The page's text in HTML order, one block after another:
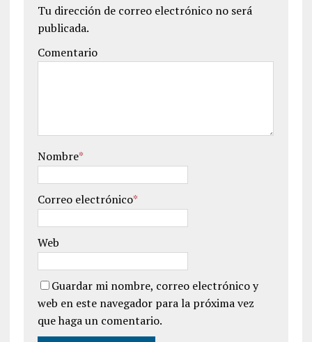
Tu dirección de correo electrónico no será
publicada.
Comentario
Nombre*
Correo electrónico*
Web
Guardar mi nombre, correo electrónico y
web en este navegador para la próxima vez
que haga un comentario.